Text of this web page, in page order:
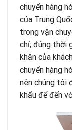
chuyển hàng
của Trung
trong vận
chỉ; đúng thời
khăn của
chuyển hàng
nên chúng tôi
khẩu để đến